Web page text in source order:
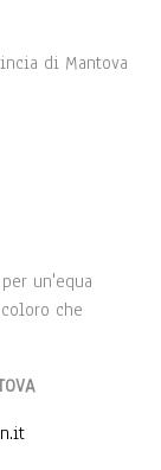
di Mantova
un'equa
che